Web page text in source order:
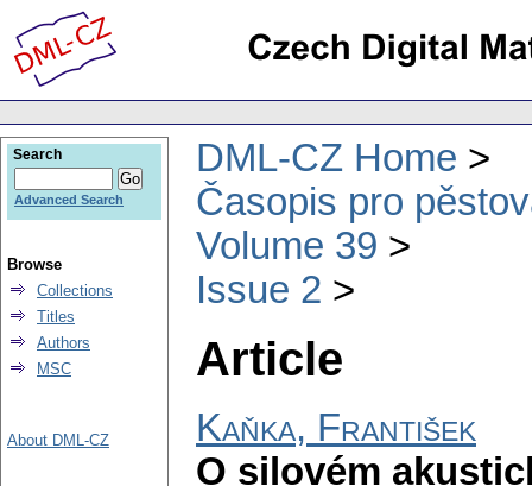
DML-CZ Home
Časopis pro
Volume 39
Issue 2
Article
Kaňka, František
O silovém
Search
Advanced Search
Browse
Collections
Titles
Authors
MSC
About DML-CZ